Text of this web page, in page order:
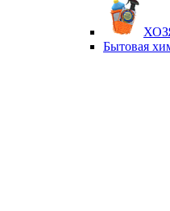
Бытовая